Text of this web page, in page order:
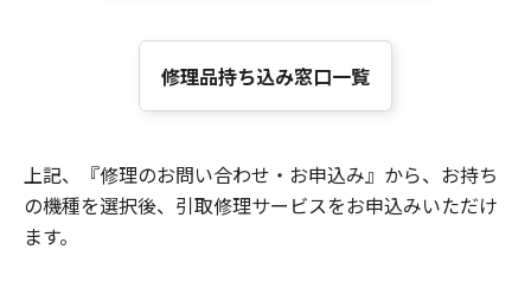
修理品持ち込み窓口一覧
上記、『修理のお問い合わせ・お申込み』から、お持ち
の機種を選択後、引取修理サービスをお申込みいただけ
ます。